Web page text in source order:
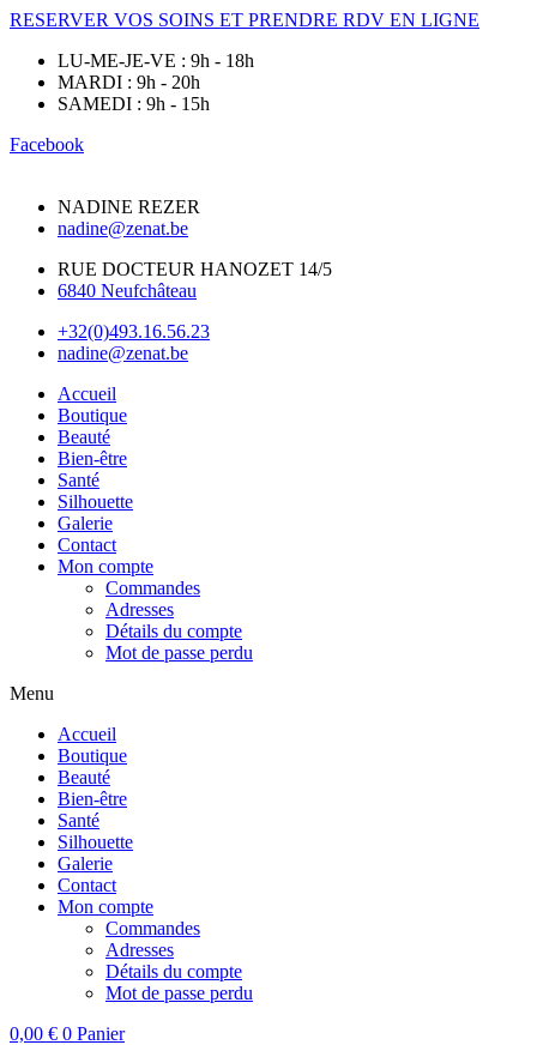
RESERVER VOS SOINS ET PRENDRE RDV EN LIGNE
LU-ME-JE-VE : 9h - 18h
MARDI : 9h - 20h
SAMEDI : 9h - 15h
Facebook
NADINE REZER
nadine@zenat.be
RUE DOCTEUR HANOZET 14/5
6840 Neufchâteau
+32(0)493.16.56.23
nadine@zenat.be
Accueil
Boutique
Beauté
Bien-être
Santé
Silhouette
Galerie
Contact
Mon compte
Commandes
Adresses
Détails du compte
Mot de passe perdu
Menu
Accueil
Boutique
Beauté
Bien-être
Santé
Silhouette
Galerie
Contact
Mon compte
Commandes
Adresses
Détails du compte
Mot de passe perdu
0,00 € 0 Panier